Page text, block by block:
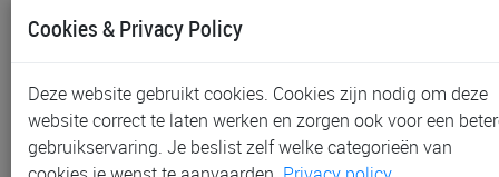
Cookies & Privacy Policy
Deze website gebruikt cookies. Cookies zijn nodig om deze
website correct te laten werken en zorgen ook voor een
gebruikservaring. Je beslist zelf welke categorieën van